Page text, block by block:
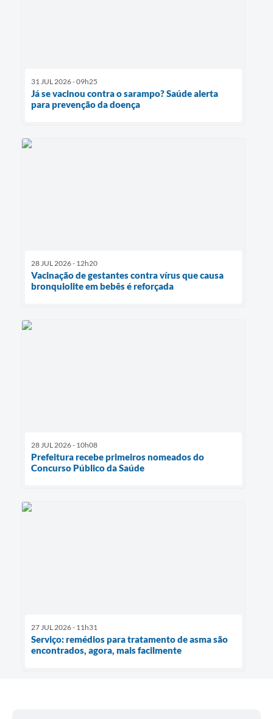
31 JUL 2026 - 09h25
Já se vacinou contra o sarampo? Saúde alerta
para prevenção da doença
28 JUL 2026 - 12h20
Vacinação de gestantes contra vírus que causa
bronquiolite em bebês é reforçada
28 JUL 2026 - 10h08
Prefeitura recebe primeiros nomeados do
Concurso Público da Saúde
27 JUL 2026 - 11h31
Serviço: remédios para tratamento de asma são
encontrados, agora, mais facilmente